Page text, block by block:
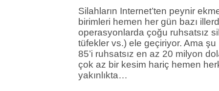
Silahların Internet’ten peynir
birimleri hemen her gün bazı
operasyonlarda çoğu ruhsatsız
tüfekler vs.) ele geçiriyor. Ama
85’i ruhsatsız en az 20 milyon
çok az bir kesim hariç hemen
yakınlıkta…